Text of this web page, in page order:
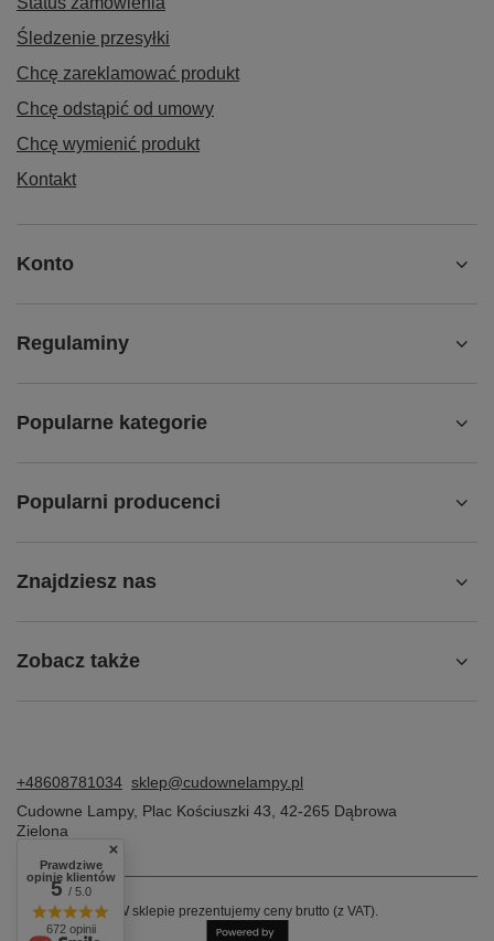
Śledzenie przesyłki
Chcę zareklamować produkt
Chcę odstąpić od umowy
Chcę wymienić produkt
Kontakt
Konto
Regulaminy
Popularne kategorie
Popularni producenci
Znajdziesz nas
Zobacz także
+48608781034 sklep@cudownelampy.pl
Cudowne Lampy, Plac Kościuszki 43 42-265 Dąbrowa
Zielona
W sklepie prezentujemy ceny brutto (z VAT).
Prawdziwe
opinie klientów
5/ 5.0
672 opinii